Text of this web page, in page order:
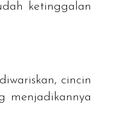
ketinggalan
cincin
menjadikannya